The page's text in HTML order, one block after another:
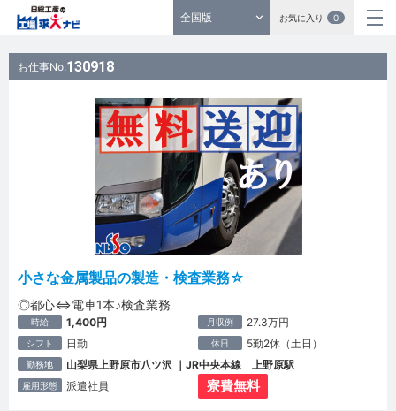
全国版 お気に入り 0
お仕事No.130918
小さな金属製品の製造・検査業務☆
◎都心⇔電車1本♪検査業務
時給 1,400円 月収例 27.3万円
シフト 日勤 休日 5勤2休（土日）
勤務地 山梨県上野原市八ツ沢 ｜JR中央本線 上野原駅
雇用形態 派遣社員 寮費無料